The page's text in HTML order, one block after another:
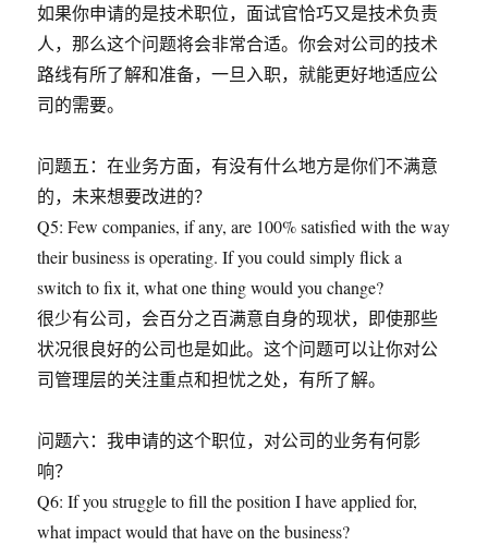
如果你申请的是技术职位，面试官恰巧又是技术负责
人，那么这个问题将会非常合适。你会对公司的技术
路线有所了解和准备，一旦入职，就能更好地适应公
司的需要。
问题五：在业务方面，有没有什么地方是你们不满意
的，未来想要改进的？
Q5: Few companies, if any, are 100% satisfied with the way
their business is operating. If you could simply flick a
switch to fix it, what one thing would you change?
很少有公司，会百分之百满意自身的现状，即使那些
状况很良好的公司也是如此。这个问题可以让你对公
司管理层的关注重点和担忧之处，有所了解。
问题六：我申请的这个职位，对公司的业务有何影
响？
Q6: If you struggle to fill the position I have applied for,
what impact would that have on the business?